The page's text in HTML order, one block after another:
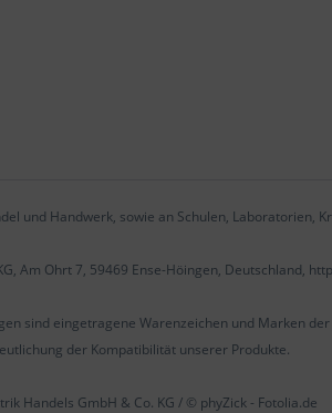
und Handwerk, sowie an Schulen, Laboratorien,
Am Ohrt 7, 59469 Ense-Höingen, Deutschland,
sind eingetragene Warenzeichen und Marken
der Kompatibilität unserer Produkte.
Handels GmbH & Co. KG / © phyZick - Fotolia.de